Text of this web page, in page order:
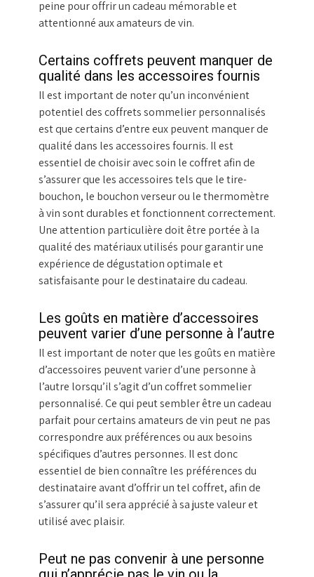
peine pour offrir un cadeau mémorable et
attentionné aux amateurs de vin.
Certains coffrets peuvent manquer de
qualité dans les accessoires fournis
Il est important de noter qu’un inconvénient
potentiel des coffrets sommelier personnalisés
est que certains d’entre eux peuvent manquer de
qualité dans les accessoires fournis. Il est
essentiel de choisir avec soin le coffret afin de
s’assurer que les accessoires tels que le tire-
bouchon, le bouchon verseur ou le thermomètre
à vin sont durables et fonctionnent correctement.
Une attention particulière doit être portée à la
qualité des matériaux utilisés pour garantir une
expérience de dégustation optimale et
satisfaisante pour le destinataire du cadeau.
Les goûts en matière d’accessoires
peuvent varier d’une personne à l’autre
Il est important de noter que les goûts en matière
d’accessoires peuvent varier d’une personne à
l’autre lorsqu’il s’agit d’un coffret sommelier
personnalisé. Ce qui peut sembler être un cadeau
parfait pour certains amateurs de vin peut ne pas
correspondre aux préférences ou aux besoins
spécifiques d’autres personnes. Il est donc
essentiel de bien connaître les préférences du
destinataire avant d’offrir un tel coffret, afin de
s’assurer qu’il sera apprécié à sa juste valeur et
utilisé avec plaisir.
Peut ne pas convenir à une personne